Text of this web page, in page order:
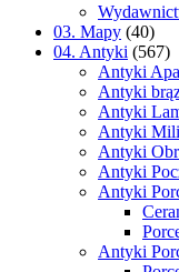
03. Mapy (40)
04. Antyki (567)
Antyki
Antyki
Antyki
Antyki
Antyki
Antyki
Antyki
Antyki